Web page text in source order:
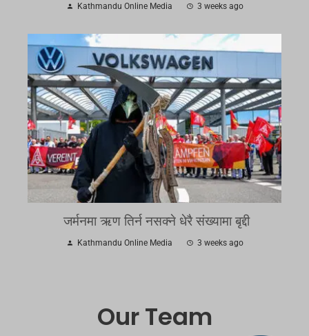
Kathmandu Online Media 3 weeks ago
जर्मनमा ऋण तिर्न नसक्ने धेरै संख्यामा बृद्दी
Kathmandu Online Media 3 weeks ago
Our Team